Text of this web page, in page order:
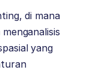
di mana
menganalisis
yang